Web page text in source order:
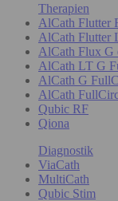
Therapien
AlCath Flutter
AlCath Flutter
AlCath Flux G
AlCath LT G
AlCath G
AlCath
Qubic RF
Qiona
Diagnostik
ViaCath
MultiCath
Qubic Stim